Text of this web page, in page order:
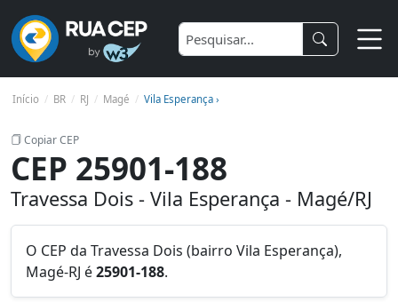
Início BR RJ Magé Vila Esperança ›
Copiar CEP
CEP 25901-188
Travessa Dois - Vila Esperança - Magé/RJ
O CEP da Travessa Dois (bairro Vila Esperança),
Magé-RJ é25901-188.